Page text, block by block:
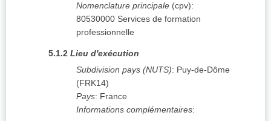
Nomenclature principale (cpv):
80530000 Services de formation
professionnelle
5.1.2 Lieu d'exécution
Subdivision pays (NUTS): Puy-de-Dôme
(FRK14)
Pays: France
Informations complémentaires: